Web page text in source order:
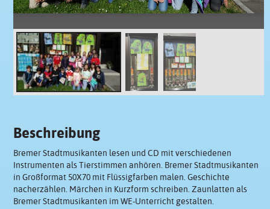
Beschreibung
Bremer Stadtmusikanten lesen und CD mit verschiedenen
Instrumenten als Tierstimmen anhören. Bremer Stadtmusikanten
in Großformat 50X70 mit Flüssigfarben malen. Geschichte
nacherzählen. Märchen in Kurzform schreiben. Zaunlatten als
Bremer Stadtmusikanten im WE-Unterricht gestalten.